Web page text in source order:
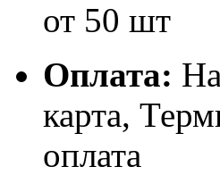
от 50 шт
Оплата:
карта,
оплата